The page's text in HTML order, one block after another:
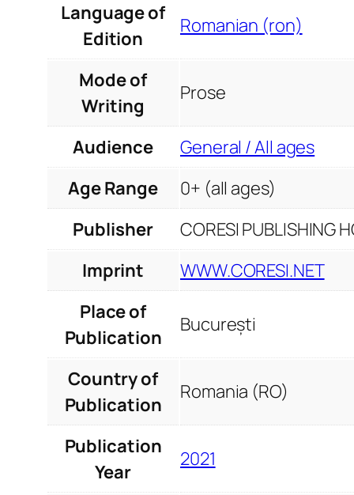
Language of
Edition
Romanian (ron)
Mode of
Writing
Prose
Audience
General / All ages
Age Range
0+ (all ages)
Publisher
CORESI PUBLISHING
Imprint
WWW.CORESI.NET
Place of
Publication
București
Country of
Publication
Romania (RO)
Publication
Year
2021